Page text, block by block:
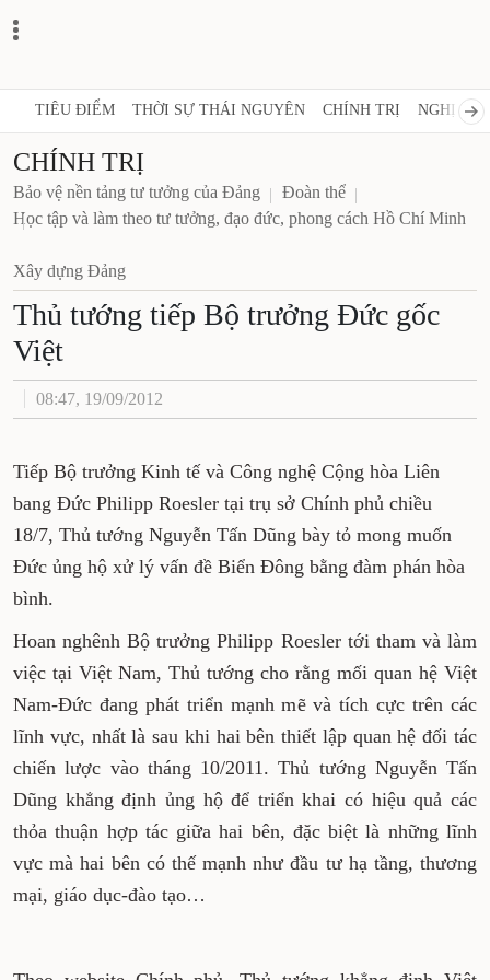
TIÊU ĐIỂM THỜI SỰ THÁI NGUYÊN CHÍNH TRỊ NGHỊ
CHÍNH TRỊ
Bảo vệ nền tảng tư tưởng của Đảng
Đoàn thể
Học tập và làm theo tư tưởng, đạo đức, phong cách Hồ Chí Minh
Xây dựng Đảng
Thủ tướng tiếp Bộ trưởng Đức gốc
Việt
08:47, 19/09/2012
Tiếp Bộ trưởng Kinh tế và Công nghệ Cộng hòa Liên
bang Đức Philipp Roesler tại trụ sở Chính phủ chiều
18/7, Thủ tướng Nguyễn Tấn Dũng bày tỏ mong muốn
Đức ủng hộ xử lý vấn đề Biển Đông bằng đàm phán hòa
bình.
Hoan nghênh Bộ trưởng Philipp Roesler tới tham và làm
việc tại Việt Nam, Thủ tướng cho rằng mối quan hệ Việt
Nam-Đức đang phát triển mạnh mẽ và tích cực trên các
lĩnh vực, nhất là sau khi hai bên thiết lập quan hệ đối tác
chiến lược vào tháng 10/2011. Thủ tướng Nguyễn Tấn
Dũng khẳng định ủng hộ để triển khai có hiệu quả các
thỏa thuận hợp tác giữa hai bên, đặc biệt là những lĩnh
vực mà hai bên có thế mạnh như đầu tư hạ tầng, thương
mại, giáo dục-đào tạo…